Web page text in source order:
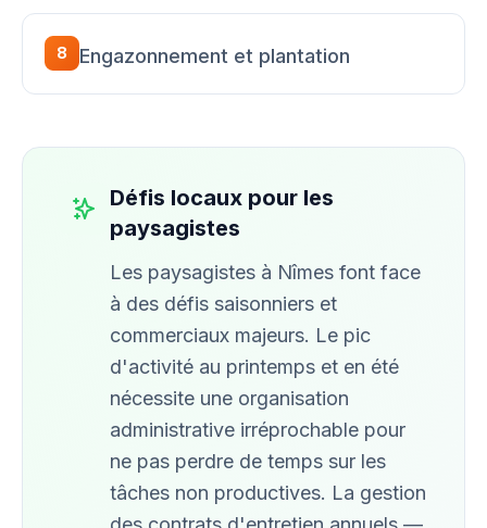
8 Engazonnement et plantation
Défis locaux pour les
paysagistes
Les paysagistes à Nîmes font face
à des défis saisonniers et
commerciaux majeurs. Le pic
d'activité au printemps et en été
nécessite une organisation
administrative irréprochable pour
ne pas perdre de temps sur les
tâches non productives. La gestion